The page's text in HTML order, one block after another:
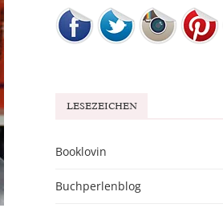
LESEZEICHEN
Booklovin
Buchperlenblog